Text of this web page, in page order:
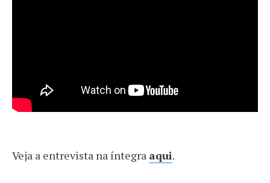
Veja a entrevista na íntegra aqui.